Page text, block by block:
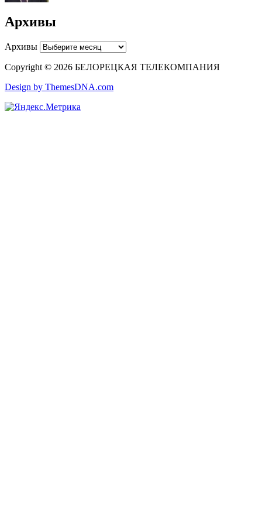
Архивы
Архивы
Copyright © 2026 БЕЛОРЕЦКАЯ ТЕЛЕКОМПАНИЯ
Design by ThemesDNA.com